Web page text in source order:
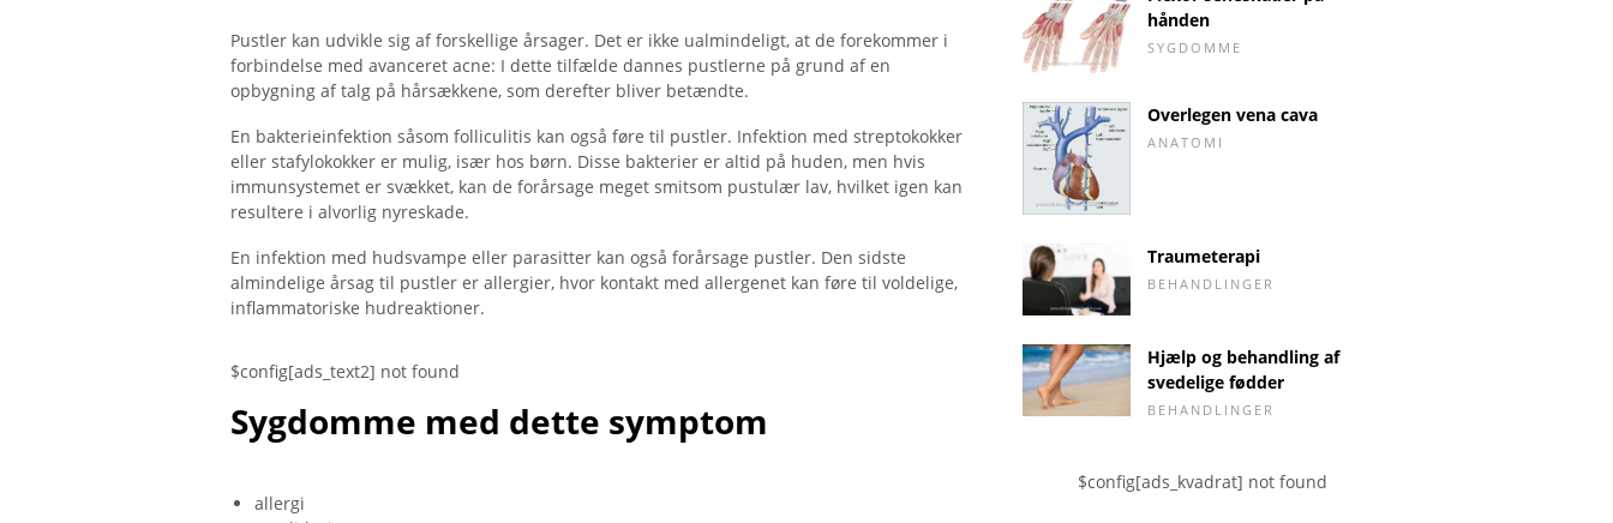
Pustler kan udvikle sig af forskellige årsager. Det er ikke ualmindeligt, at de forekommer i
forbindelse med avanceret acne: I dette tilfælde dannes pustlerne på grund af en
opbygning af talg på hårsækkene, som derefter bliver betændte.
En bakterieinfektion såsom folliculitis kan også føre til pustler. Infektion med streptokokker
eller stafylokokker er mulig, især hos børn. Disse bakterier er altid på huden, men hvis
immunsystemet er svækket, kan de forårsage meget smitsom pustulær lav, hvilket igen kan
resultere i alvorlig nyreskade.
En infektion med hudsvampe eller parasitter kan også forårsage pustler. Den sidste
almindelige årsag til pustler er allergier, hvor kontakt med allergenet kan føre til voldelige,
inflammatoriske hudreaktioner.
$config[ads_text2] not found
Sygdomme med dette symptom
allergi
hånden
SYGDOMME
Overlegen vena cava
ANATOMI
Traumeterapi
BEHANDLINGER
Hjælp og behandling af
svedelige fødder
BEHANDLINGER
$config[ads_kvadrat] not found